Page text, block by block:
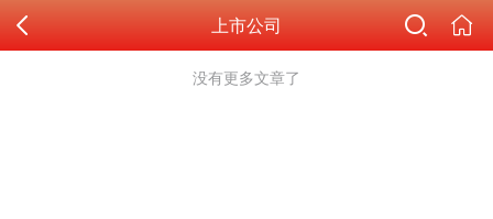
上市公司
没有更多文章了